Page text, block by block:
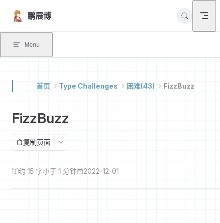
Skip to content
鹏展博
Menu
首页 Type Challenges 困难(43) FizzBuzz
FizzBuzz
复制页面
约 15 字小于 1 分钟 2022-12-01